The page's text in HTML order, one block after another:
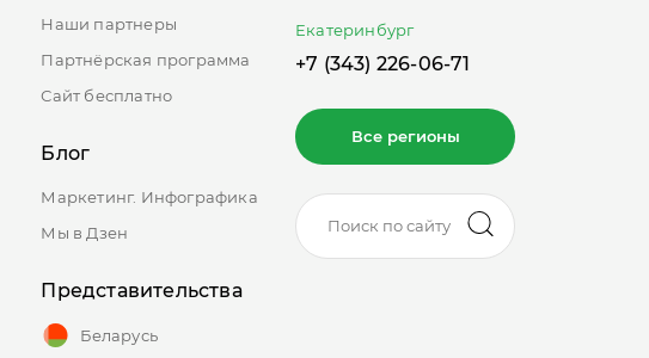
Наши партнеры
Партнёрская программа
Сайт бесплатно
Блог
Маркетинг. Инфографика
Мы в Дзен
Представительства
Беларусь
Екатеринбург
+7 (343) 226-06-71
Все регионы